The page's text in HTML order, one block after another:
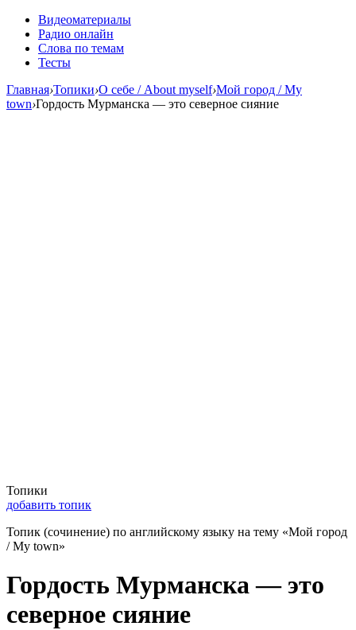
Видеоматериалы
Радио онлайн
Слова по темам
Тесты
Главная›Топики›О себе / About myself›Мой город / My
town›Гордость Мурманска — это северное сияние
Топики
добавить топик
Топик (сочинение) по английскому языку на тему «Мой город
/ My town»
Гордость Мурманска — это
северное сияние